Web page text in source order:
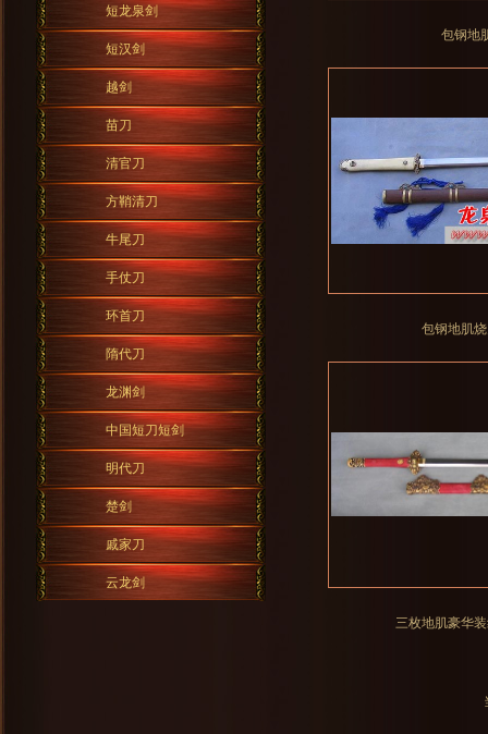
短龙泉剑
短汉剑
越剑
苗刀
清官刀
方鞘清刀
牛尾刀
手仗刀
环首刀
隋代刀
龙渊剑
中国短刀短剑
明代刀
楚剑
戚家刀
云龙剑
包钢地
包钢地肌
三枚地肌豪华